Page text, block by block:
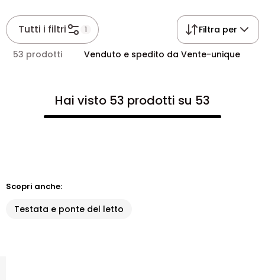
Tutti i filtri 1 Filtra per
53 prodotti Venduto e spedito da Vente-unique
Hai visto 53 prodotti su 53
Scopri anche:
Testata e ponte del letto